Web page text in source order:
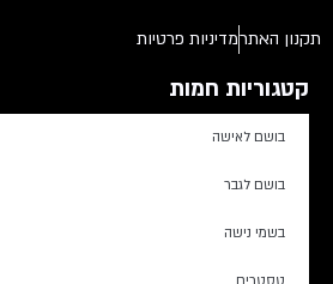
תקנון האתרמדיניות פרטיות
קטגוריות חמות
בושם לאישה
בושם לגבר
בשמי נישה